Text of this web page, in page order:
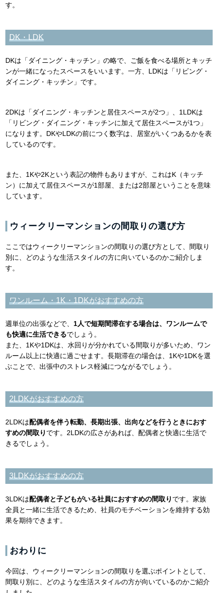
す。
DK・LDK
DKは「ダイニング・キッチン」の略で、ご飯を食べる場所とキッチ
ンが一緒になったスペースをいいます。一方、LDKは「リビング・
ダイニング・キッチン」です。
2DKは「ダイニング・キッチンと居住スペースが2つ」、1LDKは
「リビング・ダイニング・キッチンに加えて居住スペースが1つ」
になります。DKやLDKの前につく数字は、居室がいくつあるかを表
しているのです。
また、1Kや2Kという表記の物件もありますが、これはK（キッチ
ン）に加えて居住スペースが1部屋、または2部屋ということを意味
しています。
ウィークリーマンションの間取りの選び方
ここではウィークリーマンションの間取りの選び方として、間取り
別に、どのような生活スタイルの方に向いているのかご紹介しま
す。
ワンルーム・1K・1DKがおすすめの方
週単位の出張などで、 1人で短期間滞在する場合は、ワンルームで
も快適に生活できるでしょう。
また、1Kや1DKは、水回りが分かれている間取りが多いため、ワン
ルーム以上に快適に過ごせます。長期滞在の場合は、1Kや1DKを選
ぶことで、出張中のストレス軽減につながるでしょう。
2LDKがおすすめの方
2LDKは配偶者を伴う転勤、長期出張、出向などを行うときにおす
すめの間取り です。2LDKの広さがあれば、配偶者と快適に生活で
きるでしょう。
3LDKがおすすめの方
3LDKは配偶者と子どもがいる社員におすすめの間取り です。家族
全員と一緒に生活できるため、社員のモチベーションを維持する効
果を期待できます。
おわりに
今回は、ウィークリーマンションの間取りを選ぶポイントとして、
間取り別に、どのような生活スタイルの方が向いているのかご紹介